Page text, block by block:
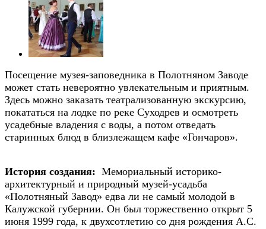
Посещение музея-заповедника в Полотняном Заводе
может стать невероятно увлекательным и приятным.
Здесь можно заказать театрализованную экскурсию,
покататься на лодке по реке Суходрев и осмотреть
усадебные владения с воды, а потом отведать
старинных блюд в близлежащем кафе «Гончаров».
История создания: Мемориальный историко-
архитектурный и природный музей-усадьба
«Полотняный Завод» едва ли не самый молодой в
Калужской губернии. Он был торжественно открыт 5
июня 1999 года, к двухсотлетию со дня рождения А.С.